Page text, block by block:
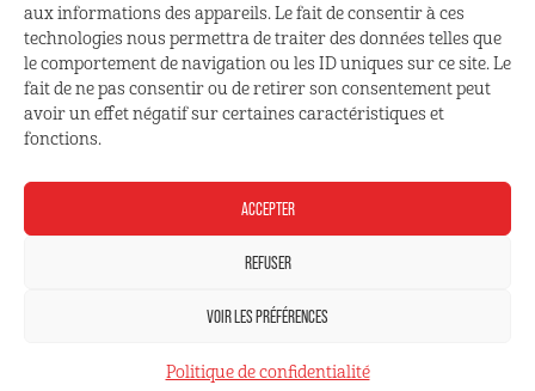
aux informations des appareils. Le fait de consentir à ces
technologies nous permettra de traiter des données telles que
le comportement de navigation ou les ID uniques sur ce site. Le
fait de ne pas consentir ou de retirer son consentement peut
avoir un effet négatif sur certaines caractéristiques et
fonctions.
ACCEPTER
REFUSER
VOIR LES PRÉFÉRENCES
Politique de confidentialité
CONNECTEZ VOUS !
Retrouvez les outils, infos et services qui vous sont
réservés
Mentions légales Politique de confidentialité